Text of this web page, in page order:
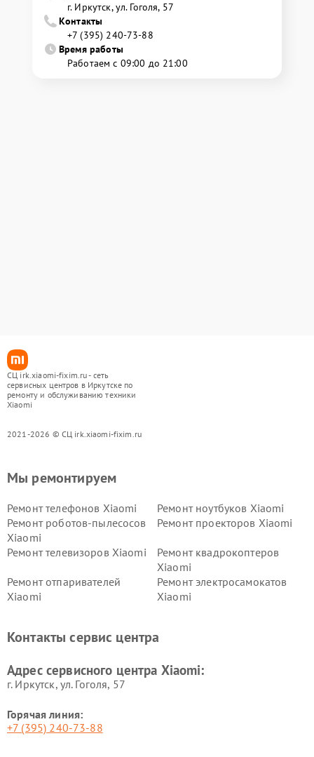
г. Иркутск, ул. ​Гоголя, 57
Контакты
+7 (395) 240-73-88
Время работы
Работаем с 09:00 до 21:00
СЦ irk.xiaomi-fixim.ru - сеть
сервисных центров в Иркутске по
ремонту и обслуживанию техники
Xiaomi
2021-2026 © СЦ irk.xiaomi-fixim.ru
Мы ремонтируем
Ремонт телефонов Xiaomi
Ремонт ноутбуков Xiaomi
Ремонт роботов-пылесосов
Xiaomi
Ремонт проекторов Xiaomi
Ремонт телевизоров Xiaomi
Ремонт квадрокоптеров
Xiaomi
Ремонт отпаривателей
Xiaomi
Ремонт электросамокатов
Xiaomi
Ремонт стиральных машин
Ремонт смарт-часов Xiaomi
Контакты сервис центра
Адрес сервисного центра Xiaomi:
г. Иркутск, ул. ​Гоголя, 57
Горячая линия:
+7 (395) 240-73-88